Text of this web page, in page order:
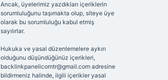
Ancak, üyelerimiz yazdıkları içeriklerin
sorumluluğunu taşımakta olup, siteye üye
olarak bu sorumluluğu kabul etmiş
sayılırlar.
Hukuka ve yasal düzenlemelere aykırı
olduğunu düşündüğünüz içerikleri,
backlinkpanelicomtr@gmail.comadresine
bildirmeniz halinde, ilgili içerikler yasal